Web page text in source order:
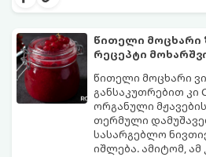
პორცია
წითელი მოცხარი
რეცეპტი
წითელი მოცხარი
განსაკუთრებით კი
ორგანული
თერმული
სასარგებლო
იშლება. ამიტომ,